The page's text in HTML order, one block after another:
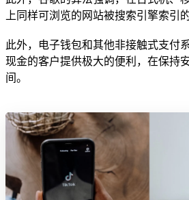
上同样可浏览的网站被搜索引擎索引
此外，电子钱包和其他非接触式支付
现金的客户提供极大的便利，在保持
间。